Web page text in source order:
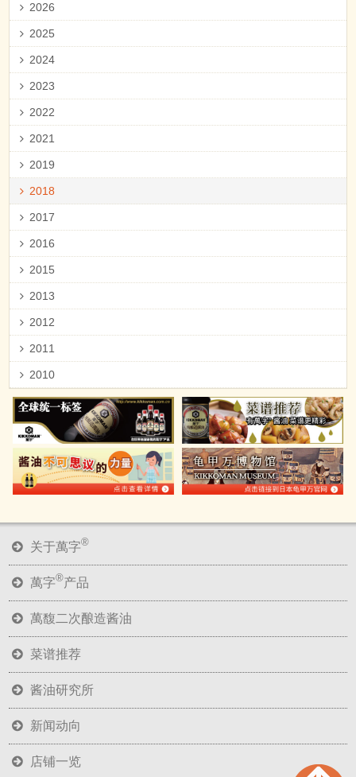
2026
2025
2024
2023
2022
2021
2019
2018
2017
2016
2015
2013
2012
2011
2010
关于萬字®
萬字®产品
萬馥二次酿造酱油
菜谱推荐
酱油研究所
新闻动向
店铺一览